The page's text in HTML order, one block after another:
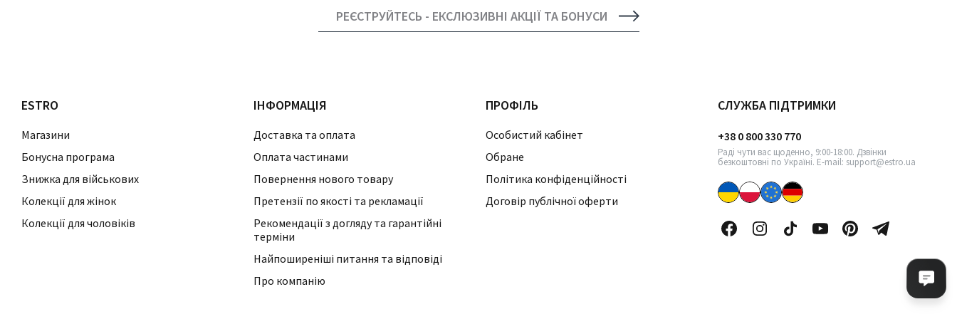
РЕЄСТРУЙТЕСЬ - ЕКСЛЮЗИВНІ АКЦІЇ ТА БОНУСИ
ESTRO
Магазини
Бонусна програма
Знижка для військових
Колекції для жінок
Колекції для чоловіків
ІНФОРМАЦІЯ
Доставка та оплата
Оплата частинами
Повернення нового товару
Претензії по якості та рекламації
Рекомендації з догляду та гарантійні
терміни
Найпоширеніші питання та відповіді
Про компанію
ПРОФІЛЬ
Особистий кабінет
Обране
Політика конфіденційності
Договір публічної оферти
СЛУЖБА ПІДТРИМКИ
+38 0 800 330 770
Раді чути вас щоденно, 9:00-18:00. Дзвінки
безкоштовні по Україні. E-mail: support@estro.ua